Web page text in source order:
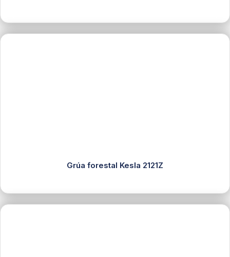
Grúa forestal Kesla 2121Z